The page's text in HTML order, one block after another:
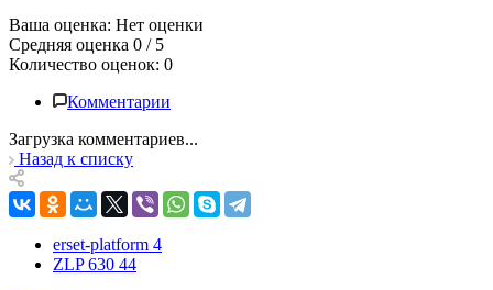
Ваша оценка: Нет оценки
Средняя оценка 0 / 5
Количество оценок: 0
Комментарии
Загрузка комментариев...
Назад к списку
erset-platform 4
ZLP 630 44